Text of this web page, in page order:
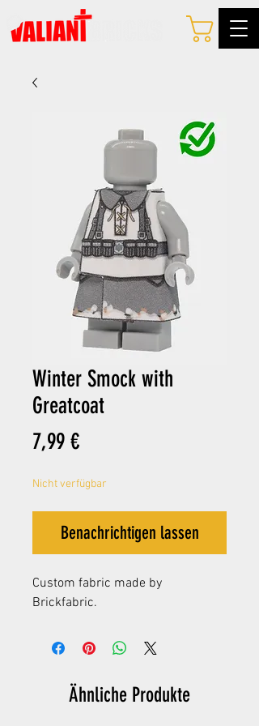
Winter Smock with
Greatcoat
7,99 €Preis
Nicht verfügbar
Benachrichtigen lassen
Custom fabric made by
Brickfabric.
Ähnliche Produkte